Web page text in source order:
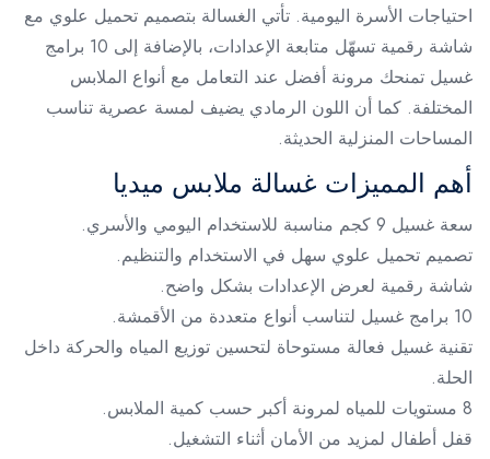
احتياجات الأسرة اليومية. تأتي الغسالة بتصميم تحميل علوي مع
شاشة رقمية تسهّل متابعة الإعدادات، بالإضافة إلى 10 برامج
غسيل تمنحك مرونة أفضل عند التعامل مع أنواع الملابس
المختلفة. كما أن اللون الرمادي يضيف لمسة عصرية تناسب
المساحات المنزلية الحديثة.
أهم المميزات غسالة ملابس ميديا
سعة غسيل 9 كجم مناسبة للاستخدام اليومي والأسري.
تصميم تحميل علوي سهل في الاستخدام والتنظيم.
شاشة رقمية لعرض الإعدادات بشكل واضح.
10 برامج غسيل لتناسب أنواع متعددة من الأقمشة.
تقنية غسيل فعالة مستوحاة لتحسين توزيع المياه والحركة داخل
الحلة.
8 مستويات للمياه لمرونة أكبر حسب كمية الملابس.
قفل أطفال لمزيد من الأمان أثناء التشغيل.